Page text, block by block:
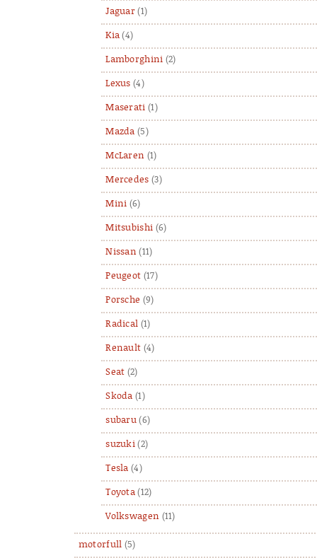
Jaguar (1)
Kia (4)
Lamborghini (2)
Lexus (4)
Maserati (1)
Mazda (5)
McLaren (1)
Mercedes (3)
Mini (6)
Mitsubishi (6)
Nissan (11)
Peugeot (17)
Porsche (9)
Radical (1)
Renault (4)
Seat (2)
Skoda (1)
subaru (6)
suzuki (2)
Tesla (4)
Toyota (12)
Volkswagen (11)
motorfull (5)